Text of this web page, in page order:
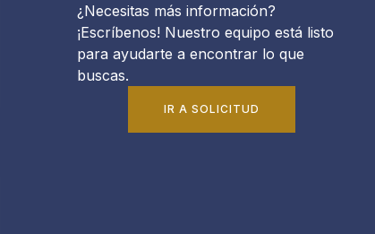
¿Necesitas más información?
¡Escríbenos! Nuestro equipo está listo
para ayudarte a encontrar lo que
buscas.
IR A SOLICITUD